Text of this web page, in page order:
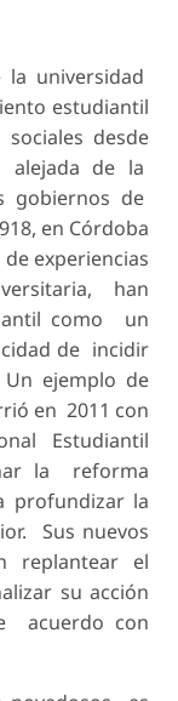
la universidad
estudiantil
desde
alejada de la
gobiernos de
en Córdoba
experiencias
han
como un
de incidir
ejemplo de
en 2011 con
Estudiantil
la reforma
profundizar la
Sus nuevos
replantear el
su acción
acuerdo con